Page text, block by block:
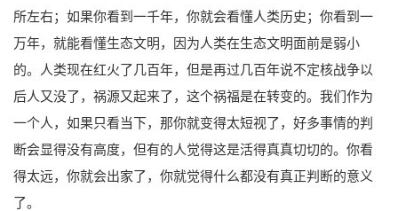
所左右；如果你看到一千年，你就会看懂人类历史；你看到一
万年，就能看懂生态文明，因为人类在生态文明面前是弱小
的。人类现在红火了几百年，但是再过几百年说不定核战争以
后人又没了，祸源又起来了，这个祸福是在转变的。我们作为
一个人，如果只看当下，那你就变得太短视了，好多事情的判
断会显得没有高度，但有的人觉得这是活得真真切切的。你看
得太远，你就会出家了，你就觉得什么都没有真正判断的意义
了。